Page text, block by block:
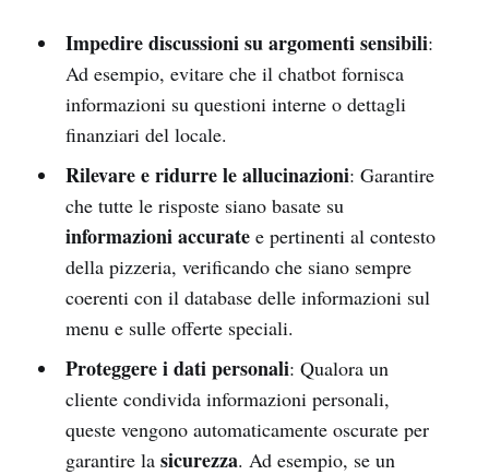
Impedire discussioni su argomenti sensibili:
Ad esempio, evitare che il chatbot fornisca
informazioni su questioni interne o dettagli
finanziari del locale.
Rilevare e ridurre le allucinazioni: Garantire
che tutte le risposte siano basate su
informazioni accuratee pertinenti al contesto
della pizzeria, verificando che siano sempre
coerenti con il database delle informazioni sul
menu e sulle offerte speciali.
Proteggere i dati personali: Qualora un
cliente condivida informazioni personali,
queste vengono automaticamente oscurate per
garantire la sicurezza. Ad esempio, se un